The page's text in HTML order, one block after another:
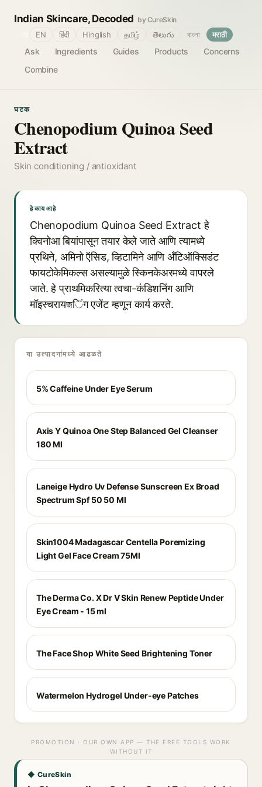
Indian Skincare, Decoded by CureSkin
Ask Ingredients Guides Products
Concerns
Combine
EN हिंदी Hinglish தமிழ் తెలుగు বাংলা मराठी
घटक
Chenopodium Quinoa Seed
Extract
Skin conditioning / antioxidant
हे काय आहे
Chenopodium Quinoa Seed Extract हे
क्विनोआ बियांपासून तयार केले जाते आणि त्यामध्ये
प्रथिने, अमिनो ऍसिड, व्हिटामिने आणि अँटिऑक्सिडंट
फायटोकेमिकल्स असल्यामुळे स्किनकेअरमध्ये वापरले
जाते. हे प्राथमिकरित्या त्वचा-कंडिशनिंग आणि
मॉइस्चरायজिंग एजेंट म्हणून कार्य करते.
या उत्पादनांमध्ये आढळते
5% Caffeine Under Eye Serum
Axis Y Quinoa One Step Balanced Gel Cleanser
180 Ml
Laneige Hydro Uv Defense Sunscreen Ex Broad
Spectrum Spf 50 50 Ml
Skin1004 Madagascar Centella Poremizing
Light Gel Face Cream 75Ml
The Derma Co. X Dr V Skin Renew Peptide Under
Eye Cream - 15 ml
The Face Shop White Seed Brightening Toner
Watermelon Hydrogel Under-eye Patches
PROMOTION · OUR OWN APP — THE FREE TOOLS WORK
WITHOUT IT
◆ CureSkin